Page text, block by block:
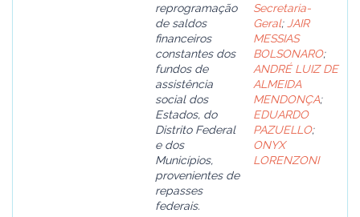
reprogramação
de saldos
financeiros
constantes dos
fundos de
assistência
social dos
Estados, do
Distrito Federal
e dos
Municípios,
provenientes de
repasses
federais.
Secretaria-
Geral; JAIR
MESSIAS
BOLSONARO;
ANDRÉ LUIZ DE
ALMEIDA
MENDONÇA;
EDUARDO
PAZUELLO;
ONYX
LORENZONI